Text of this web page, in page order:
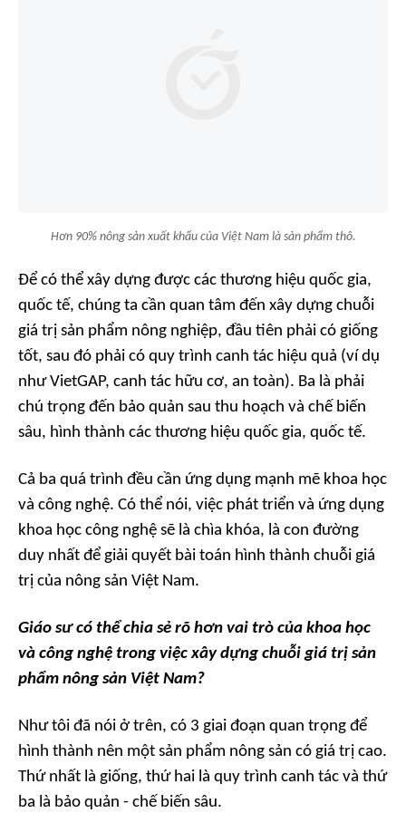
Hơn 90% nông sản xuất khẩu của Việt Nam là sản phẩm thô.
Để có thể xây dựng được các thương hiệu quốc gia,
quốc tế, chúng ta cần quan tâm đến xây dựng chuỗi
giá trị sản phẩm nông nghiệp, đầu tiên phải có giống
tốt, sau đó phải có quy trình canh tác hiệu quả (ví dụ
như VietGAP, canh tác hữu cơ, an toàn). Ba là phải
chú trọng đến bảo quản sau thu hoạch và chế biến
sâu, hình thành các thương hiệu quốc gia, quốc tế.
Cả ba quá trình đều cần ứng dụng mạnh mẽ khoa học
và công nghệ. Có thể nói, việc phát triển và ứng dụng
khoa học công nghệ sẽ là chìa khóa, là con đường
duy nhất để giải quyết bài toán hình thành chuỗi giá
trị của nông sản Việt Nam.
Giáo sư có thể chia sẻ rõ hơn vai trò của khoa học
và công nghệ trong việc xây dựng chuỗi giá trị sản
phẩm nông sản Việt Nam?
Như tôi đã nói ở trên, có 3 giai đoạn quan trọng để
hình thành nên một sản phẩm nông sản có giá trị cao.
Thứ nhất là giống, thứ hai là quy trình canh tác và thứ
ba là bảo quản - chế biến sâu.